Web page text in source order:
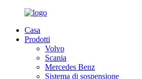
Casa
Prodotti
Volvo
Scania
Mercedes Benz
Sistema di sospensione